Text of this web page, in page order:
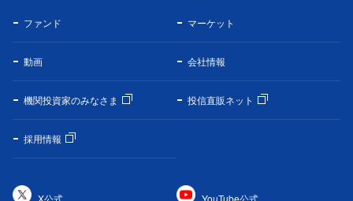
ファンド マーケット
動画 会社情報
機関投資家のみなさま 投信直販ネット
採用情報